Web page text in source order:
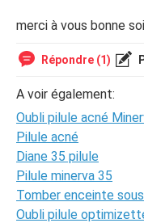
merci à vous bonne
Répondre (1)
A voir également:
Oubli pilule acné
Pilule acné
Diane 35 pilule
Pilule minerva 35
Tomber enceinte
Oubli pilule